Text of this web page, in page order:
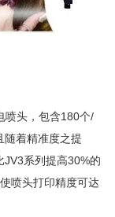
头，包含180个/
随着精准度之提
系列提高30%的
喷头打印精度可达